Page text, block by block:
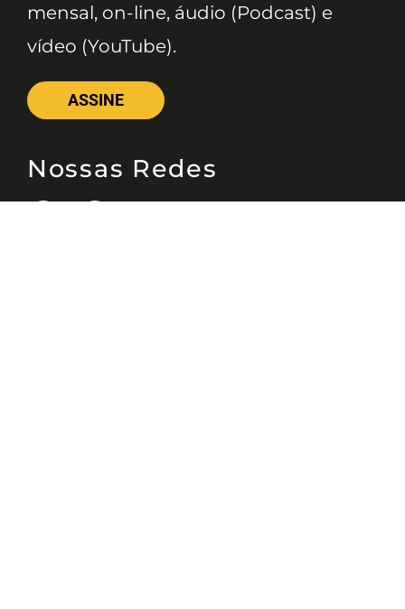
mensal, on-line, áudio (Podcast) e
vídeo (YouTube).
ASSINE
Nossas Redes